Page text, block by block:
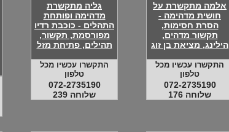
אלמה מתקשרת על
חושית מדהימה -
הסרת חסימות,
תקשור מדהים,
הילינג, מציאת בן זוג
התקשרו עכשיו מכל
טלפון
072-2735190
שלוחה 176
גליה מתקשרת
מדהימה ופותחת
התהלים - כוכבת רדיו
מפורסמת, תקשור,
תהילים, פתיחת מזל
התקשרו עכשיו מכל
טלפון
072-2735190
שלוחה 239